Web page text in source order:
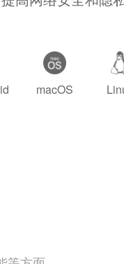
macOS